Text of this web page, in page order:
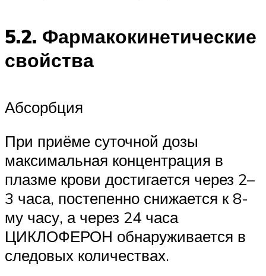
5.2. Фармакокинетические
свойства
Абсорбция
При приёме суточной дозы
максимальная концентрация в
плазме крови достигается через 2–
3 часа, постепенно снижается к 8-
му часу, а через 24 часа
ЦИКЛОФЕРОН обнаруживается в
следовых количествах.